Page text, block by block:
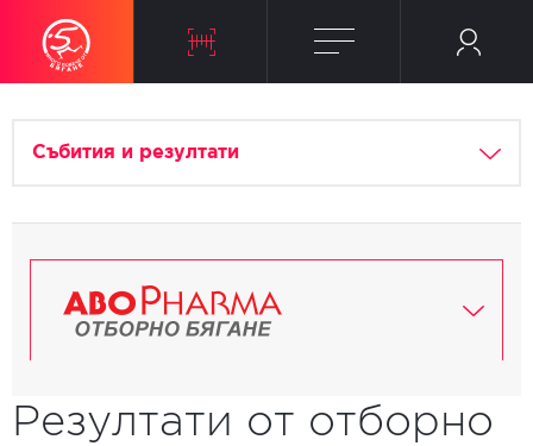
Събития и резултати
Резултати от отборно